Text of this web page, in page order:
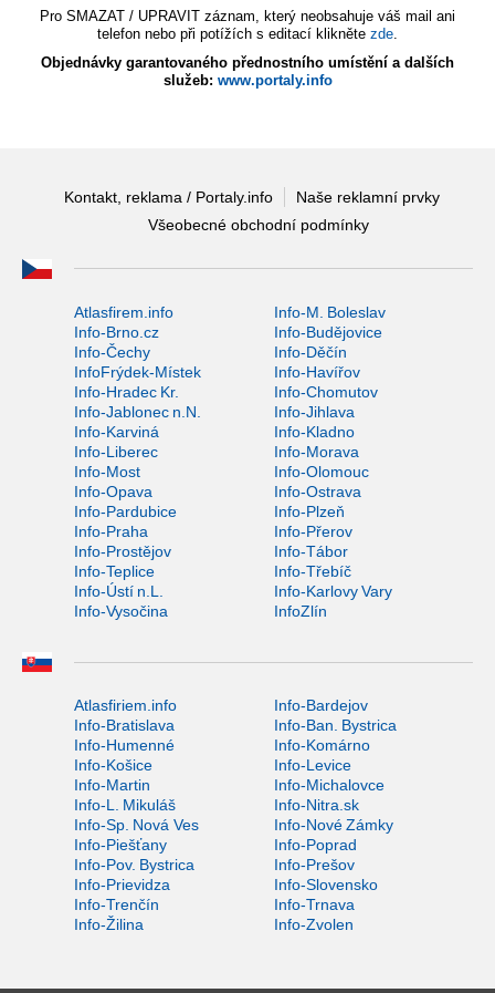
Pro SMAZAT / UPRAVIT záznam, který neobsahuje váš mail ani
telefon nebo při potížích s editací klikněte zde.
Objednávky garantovaného přednostního umístění a dalších
služeb: www.portaly.info
Kontakt, reklama / Portaly.info
Naše reklamní prvky
Všeobecné obchodní podmínky
Atlasfirem.info
Info-M. Boleslav
Info-Brno.cz
Info-Budějovice
Info-Čechy
Info-Děčín
InfoFrýdek-Místek
Info-Havířov
Info-Hradec Kr.
Info-Chomutov
Info-Jablonec n.N.
Info-Jihlava
Info-Karviná
Info-Kladno
Info-Liberec
Info-Morava
Info-Most
Info-Olomouc
Info-Opava
Info-Ostrava
Info-Pardubice
Info-Plzeň
Info-Praha
Info-Přerov
Info-Prostějov
Info-Tábor
Info-Teplice
Info-Třebíč
Info-Ústí n.L.
Info-Karlovy Vary
Info-Vysočina
InfoZlín
Atlasfiriem.info
Info-Bardejov
Info-Bratislava
Info-Ban. Bystrica
Info-Humenné
Info-Komárno
Info-Košice
Info-Levice
Info-Martin
Info-Michalovce
Info-L. Mikuláš
Info-Nitra.sk
Info-Sp. Nová Ves
Info-Nové Zámky
Info-Piešťany
Info-Poprad
Info-Pov. Bystrica
Info-Prešov
Info-Prievidza
Info-Slovensko
Info-Trenčín
Info-Trnava
Info-Žilina
Info-Zvolen